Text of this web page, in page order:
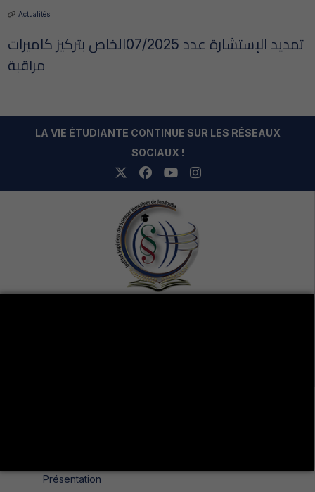
Actualités
تمديد الإستشارة عدد 07/2025الخاص بتركيز كاميرات
LA VIE ÉTUDIANTE CONTINUE SUR LES RÉSEAUX
SOCIAUX !
Présentation